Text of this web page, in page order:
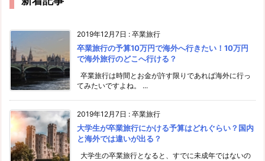
2019年12月7日 : 卒業旅行
卒業旅行の予算10万円で海外へ行きたい！10万円
で海外旅行のどこへ行ける？
卒業旅行は時間とお金が許す限りであれば海外に行っ
てみたいですよね。 ...
2019年12月7日 : 卒業旅行
大学生が卒業旅行にかける予算はどれぐらい？国内
と海外では違いが出る？
大学生の卒業旅行となると、すでに未成年ではないの